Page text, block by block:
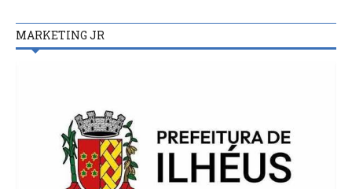
MARKETING JR